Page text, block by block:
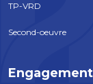
TP-VRD
Second-oeuvre